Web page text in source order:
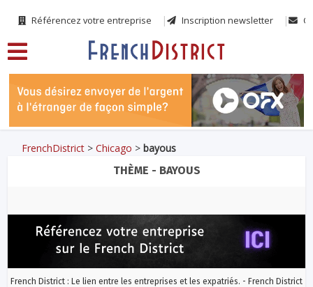
Référencez votre entreprise Inscription newsletter
FrenchDistrict >Chicago >bayous
THÈME - BAYOUS
French District : Le lien entre les entreprises et les expatriés. - French District